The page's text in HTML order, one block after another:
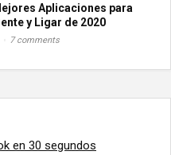
Aplicaciones para
y Ligar de 2020
7 comments
en 30 segundos